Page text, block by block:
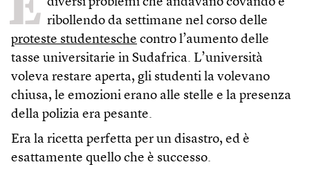
ribollendo da settimane nel corso delle
proteste studentesche contro l’aumento delle
tasse universitarie in Sudafrica. L’università
voleva restare aperta, gli studenti la volevano
chiusa, le emozioni erano alle stelle e la presenza
della polizia era pesante.
Era la ricetta perfetta per un disastro, ed è
esattamente quello che è successo.